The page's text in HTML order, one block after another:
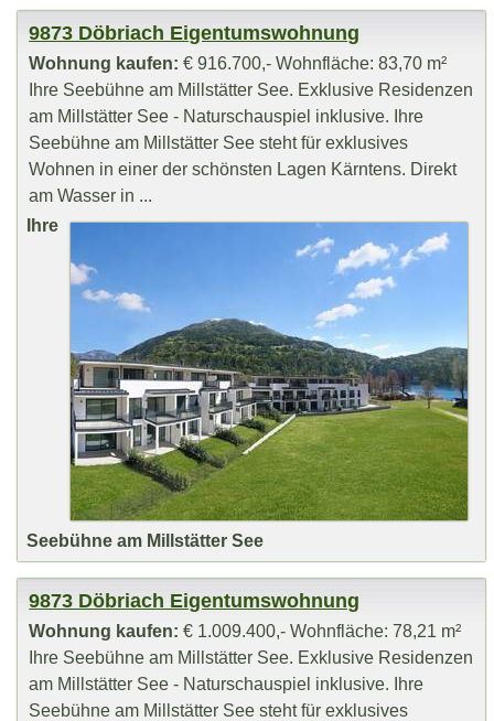
9873 Döbriach Eigentumswohnung
Wohnung kaufen: € 916.700,- Wohnfläche: 83,70 m²
Ihre Seebühne am Millstätter See. Exklusive Residenzen
am Millstätter See - Naturschauspiel inklusive. Ihre
Seebühne am Millstätter See steht für exklusives
Wohnen in einer der schönsten Lagen Kärntens. Direkt
am Wasser in ...
Ihre
Seebühne am Millstätter See
9873 Döbriach Eigentumswohnung
Wohnung kaufen: € 1.009.400,- Wohnfläche: 78,21 m²
Ihre Seebühne am Millstätter See. Exklusive Residenzen
am Millstätter See - Naturschauspiel inklusive. Ihre
Seebühne am Millstätter See steht für exklusives